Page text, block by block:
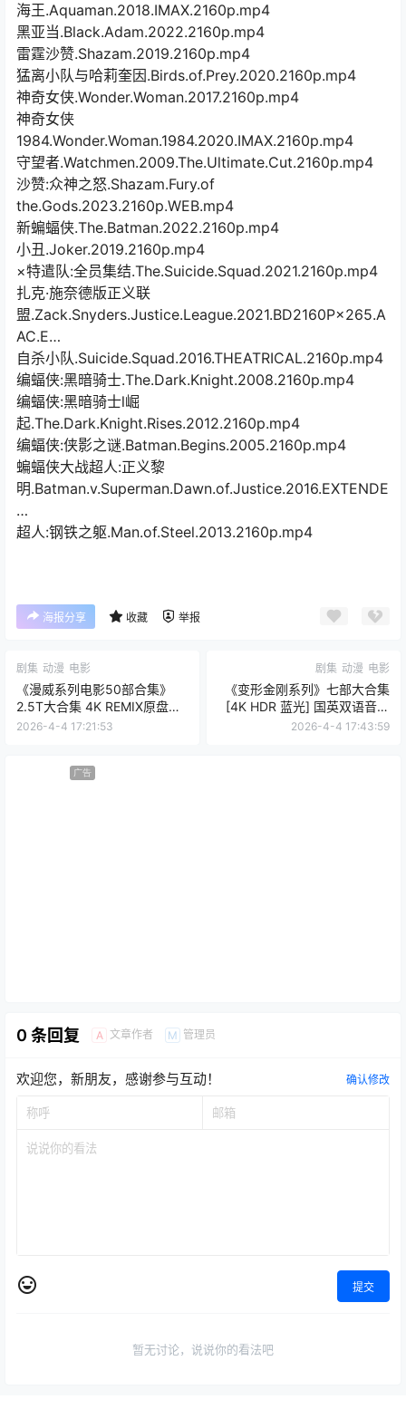
海王.Aquaman.2018.IMAX.2160p.mp4
黑亚当.Black.Adam.2022.2160p.mp4
雷霆沙赞.Shazam.2019.2160p.mp4
猛离小队与哈莉奎因.Birds.of.Prey.2020.2160p.mp4
神奇女侠.Wonder.Woman.2017.2160p.mp4
神奇女侠
1984.Wonder.Woman.1984.2020.IMAX.2160p.mp4
守望者.Watchmen.2009.The.Ultimate.Cut.2160p.mp4
沙赞:众神之怒.Shazam.Fury.of
the.Gods.2023.2160p.WEB.mp4
新蝙蝠侠.The.Batman.2022.2160p.mp4
小丑.Joker.2019.2160p.mp4
×特遣队:全员集结.The.Suicide.Squad.2021.2160p.mp4
扎克·施奈德版正义联
盟.Zack.Snyders.Justice.League.2021.BD2160P×265.A
AC.E…
自杀小队.Suicide.Squad.2016.THEATRICAL.2160p.mp4
编蝠侠:黑暗骑士.The.Dark.Knight.2008.2160p.mp4
编蝠侠:黑暗骑士l崛
起.The.Dark.Knight.Rises.2012.2160p.mp4
编蝠侠:侠影之谜.Batman.Begins.2005.2160p.mp4
蝙蝠侠大战超人:正义黎
明.Batman.v.Superman.Dawn.of.Justice.2016.EXTENDE
…
超人:钢铁之躯.Man.of.Steel.2013.2160p.mp4
海报分享 收藏 举报
剧集 动漫 电影
《漫威系列电影50部合集》
2.5T大合集 4K REMIX原盘
[杜比视界] [国英双语音轨] [内
2026-4-4 17:21:53
剧集 动漫 电影
《变形金刚系列》七部大合集
[4K HDR 蓝光] 国英双语音轨
[内封精品特效字幕]【典藏
2026-4-4 17:43:59
广告
0 条回复 A 文章作者 M 管理员
欢迎您，新朋友，感谢参与互动！ 确认修改
提交
暂无讨论，说说你的看法吧